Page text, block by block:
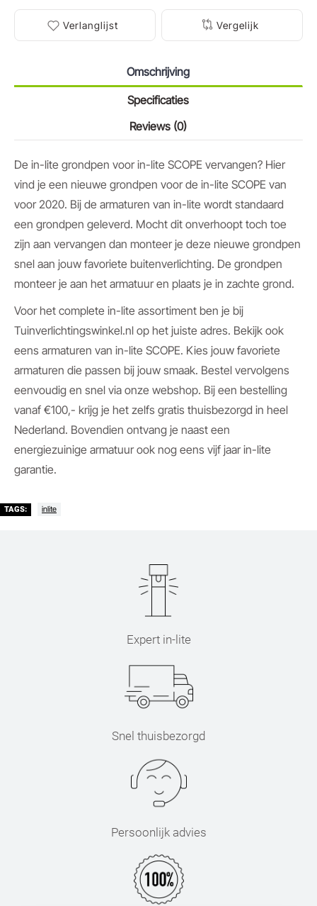
Verlanglijst Vergelijk
Omschrijving
Specificaties
Reviews (0)
De in-lite grondpen voor in-lite SCOPE vervangen? Hier
vind je een nieuwe grondpen voor de in-lite SCOPE van
voor 2020. Bij de armaturen van in-lite wordt standaard
een grondpen geleverd. Mocht dit onverhoopt toch toe
zijn aan vervangen dan monteer je deze nieuwe grondpen
snel aan jouw favoriete buitenverlichting. De grondpen
monteer je aan het armatuur en plaats je in zachte grond.
Voor het complete in-lite assortiment ben je bij
Tuinverlichtingswinkel.nl op het juiste adres. Bekijk ook
eens armaturen van in-lite SCOPE. Kies jouw favoriete
armaturen die passen bij jouw smaak. Bestel vervolgens
eenvoudig en snel via onze webshop. Bij een bestelling
vanaf €100,- krijg je het zelfs gratis thuisbezorgd in heel
Nederland. Bovendien ontvang je naast een
energiezuinige armatuur ook nog eens vijf jaar in-lite
garantie.
TAGS: inlite
Expert in-lite
Snel thuisbezorgd
Persoonlijk advies